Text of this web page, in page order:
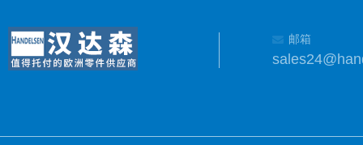
邮箱